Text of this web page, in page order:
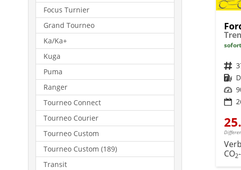
Fahrzeugnr.
Kraftstoff
Leistung
CO2
Focus Turnier
Grand Tourneo
Ka/Ka+
Kuga
Puma
Ranger
Tourneo Connect
Tourneo Courier
Tourneo Custom
Tourneo Custom (189)
Transit